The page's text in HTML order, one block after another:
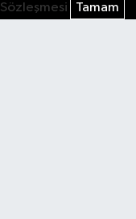
Sözleşmesi
Tamam